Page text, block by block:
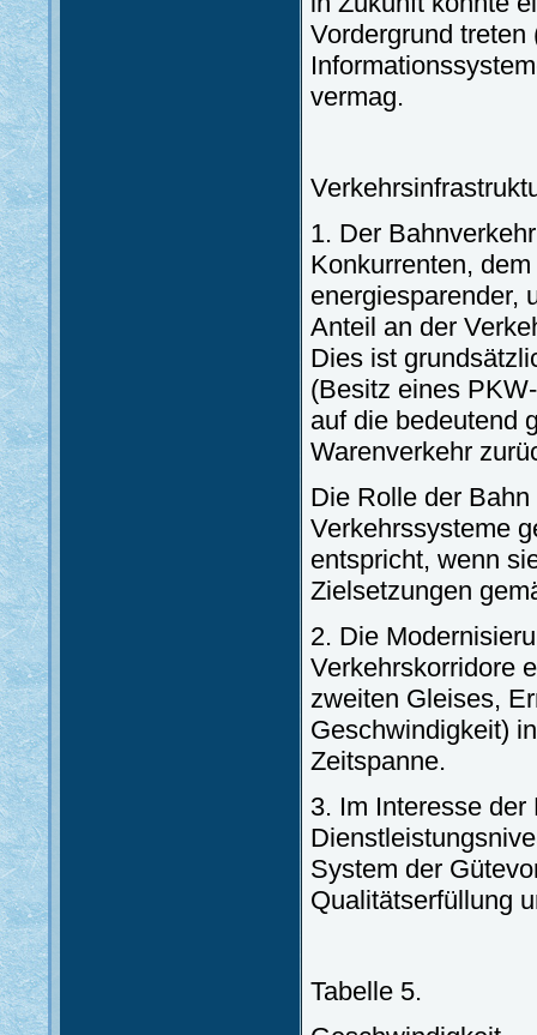
Vordergrund
vermag.
1. Der
Konkurrenten,
energiesparender,
Anteil an der
Dies ist
(Besitz eines
auf die bedeutend
Warenverkehr
Die Rolle der
Verkehrssysteme
entspricht, wenn
Zielsetzungen
2. Die
Verkehrskorridore
zweiten Gleises,
Geschwindigkeit)
Zeitspanne.
3. Im Interesse
System der
Qualitätserfüllung
Tabelle 5.